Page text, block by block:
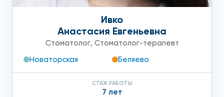
Ивко
Анастасия Евгеньевна
Стоматолог, Стоматолог-терапевт
Новаторская
Беляево
СТАЖ РАБОТЫ
7 лет